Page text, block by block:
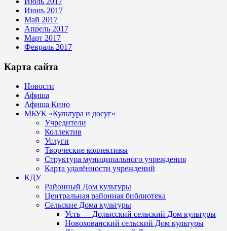
Июнь 2017
Май 2017
Апрель 2017
Март 2017
Февраль 2017
Карта сайта
Новости
Афиша
Афиша Кино
МБУК «Культура и досуг»
Учредители
Коллектив
Услуги
Творческие коллективы
Структура муниципального учреждения
Карта удалённости учреждений
КДУ
Районный Дом культуры
Центральная районная библиотека
Сельские Дома культуры
Усть — Долысский сельский Дом культуры
Новохованский сельский Дом культуры